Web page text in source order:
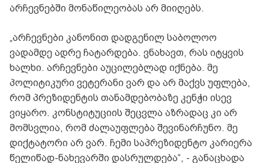
არჩევნებში მონაწილეობას არ მიიღებს.
„არჩევნები კანონით დადგენილ საბოლოო
ვადამდე ადრე ჩატარდება. ვნახავთ, რას იტყვის
ხალხი. არჩევნები აუცილებლად იქნება. მე
პოლიტიკური ვეტერანი ვარ და არ მაქვს უფლება,
რომ პრეზიდენტის თანამდებობაზე კენჭი ისევ
ვიყარო. კონსტიტუციის შეცვლა აზრადაც კი არ
მომსვლია, რომ ძალაუფლება შევინარჩუნო. მე
დიქტატორი არ ვარ. ჩემი საპრეზიდენტო კარიერა
წელიწად-ნახევარში დასრულდება“, - განაცხადა